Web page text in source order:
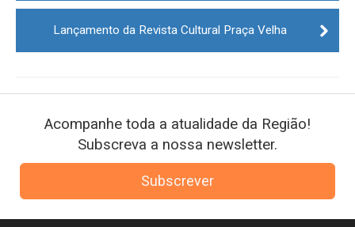
Lançamento da Revista Cultural Praça Velha
Acompanhe toda a atualidade da Região!
Subscreva a nossa newsletter.
Subscrever